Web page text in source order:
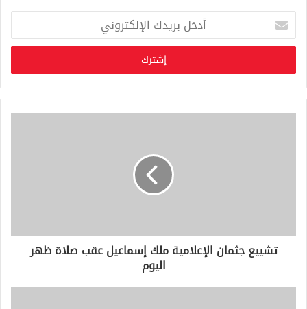
خ
ب
ر
ي
ر
تشييع جثمان الإعلامية ملك إسماعيل عقب صلاة ظهر
اليوم